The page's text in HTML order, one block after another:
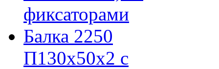
фиксаторами
Балка 2250
П130х50х2 с